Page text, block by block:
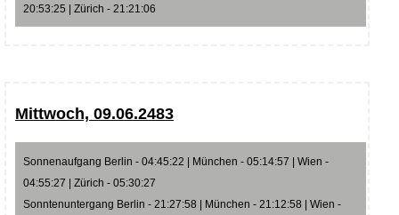
20:53:25 | Zürich - 21:21:06
Mittwoch, 09.06.2483
Sonnenaufgang Berlin - 04:45:22 | München - 05:14:57 | Wien -
04:55:27 | Zürich - 05:30:27
Sonntenuntergang Berlin - 21:27:58 | München - 21:12:58 | Wien -